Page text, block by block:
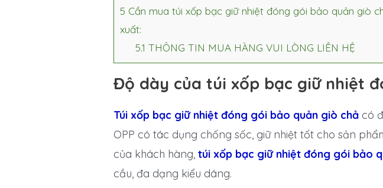
5 Cần mua túi xốp bạc giữ nhiệt đóng gói bảo quản giò
xuất:
5.1 THÔNG TIN MUA HÀNG VUI LÒNG LIÊN HỆ
Độ dày của túi xốp bạc giữ nhiệt
Túi xốp bạc giữ nhiệt đóng gói bảo quản giò chả có
OPP có tác dụng chống sốc, giữ nhiệt tốt cho sản
của khách hàng,túi xốp bạc giữ nhiệt đóng gói bảo
cầu, đa dạng kiểu dáng.